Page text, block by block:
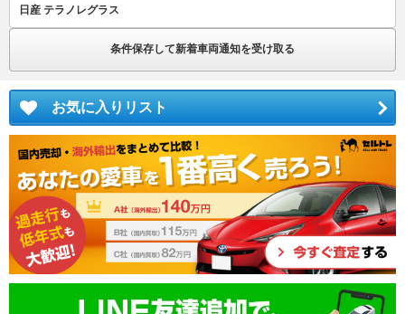
日産 テラノレグラス
条件保存して新着車両通知を受け取る
お気に入りリスト